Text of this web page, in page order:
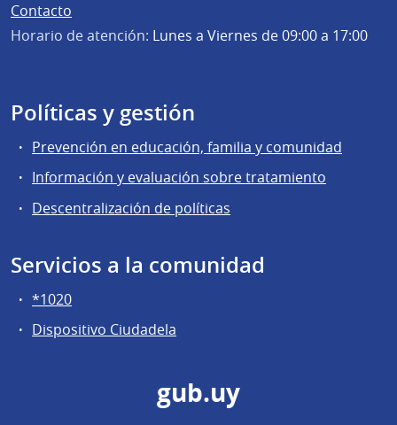
Contacto
Horario de atención: Lunes a Viernes de 09:00 a 17:00
Políticas y gestión
Prevención en educación, familia y comunidad
Información y evaluación sobre tratamiento
Descentralización de políticas
Servicios a la comunidad
*1020
Dispositivo Ciudadela
gub.uy